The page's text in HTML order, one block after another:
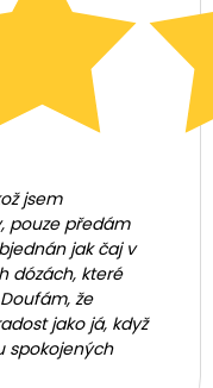
jsem
pouze předám
jak čaj v
dózách, které
že
jako já, když
spokojených